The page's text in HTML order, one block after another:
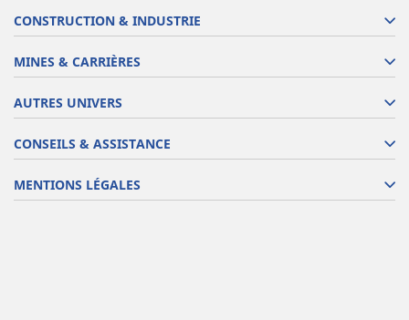
CONSTRUCTION & INDUSTRIE
MINES & CARRIÈRES
AUTRES UNIVERS
CONSEILS & ASSISTANCE
MENTIONS LÉGALES